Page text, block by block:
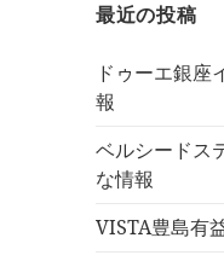
最近の投稿
ドゥーエ銀座
報
ベルシードス
な情報
VISTA豊島有